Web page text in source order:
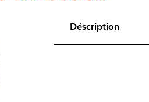
Déscription